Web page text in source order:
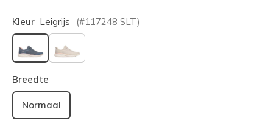
Kleur Leigrijs (#117248 SLT)
geselecteerd
Breedte
Normaal